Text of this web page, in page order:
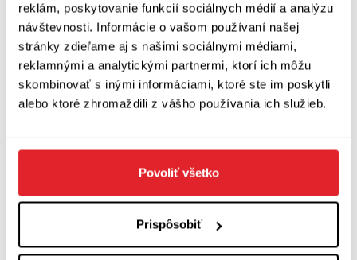
reklám, poskytovanie funkcií sociálnych médií a analýzu
návštevnosti. Informácie o vašom používaní našej
stránky zdieľame aj s našimi sociálnymi médiami,
reklamnými a analytickými partnermi, ktorí ich môžu
skombinovať s inými informáciami, ktoré ste im poskytli
alebo ktoré zhromaždili z vášho používania ich služieb.
Povoliť všetko
Prispôsobiť
Ako väčšine epigónskych autorov populárnej
literatúry, aj jemu chýba schopnosť byť
dostatočne autentický v zobrazení povahy ľudí,
jeho fikcia stojí hlavne na násilnom afekte a
grotesknej pornografickej obsesii: „Zuzana sa
vychutnávala si jeho mužnosť, jeho
sedemnásťcentimetrovú pýchu týčiacu sa do
noci ako maják v strede oceánu“ (s. 59).
Tento román sa výrazne neodlišuje od E.